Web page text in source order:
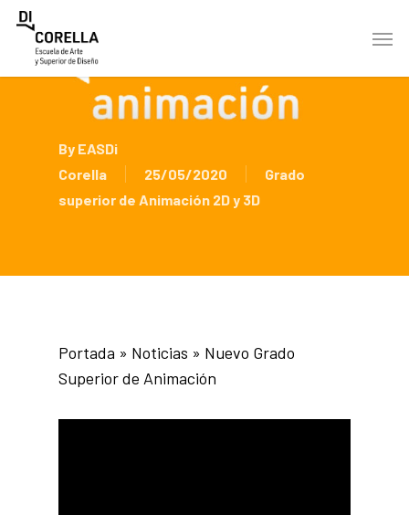
Skip
Menu
By EASDi
Corella
25/05/2020
Grado
superior de Animación 2D y 3D
Portada » Noticias » Nuevo Grado
Superior de Animación